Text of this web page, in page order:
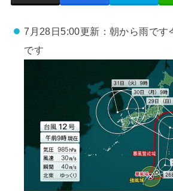
7月28日5:00更新：朝から雨です
です